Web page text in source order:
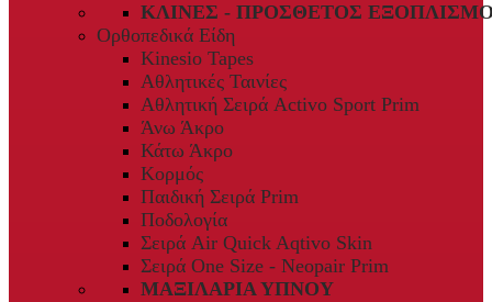
ΚΛΊΝΕΣ - ΠΡΌΣΘΕΤΟΣ
Ορθοπεδικά Είδη
Kinesio Tapes
Αθλητικές Ταινίες
Αθλητική Σειρά Activo Sport Prim
Άνω Άκρο
Κάτω Άκρο
Κορμός
Παιδική Σειρά Prim
Ποδολογία
Σειρά Air Quick Aqtivo Skin
Σειρά One Size - Neopair Prim
ΜΑΞΙΛΆΡΙΑ ΎΠΝΟΥ